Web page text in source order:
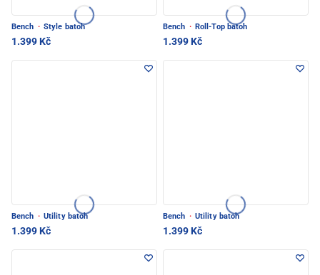
Bench · Style batoh
1.399 Kč
Bench · Roll-Top batoh
1.399 Kč
Bench · Utility batoh
1.399 Kč
Bench · Utility batoh
1.399 Kč